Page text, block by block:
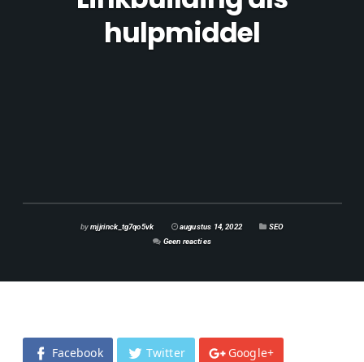
hulpmiddel
bymjjrinck_tg7qo5vk augustus 14, 2022
SEO
Geen reacties
Facebook Twitter Google+